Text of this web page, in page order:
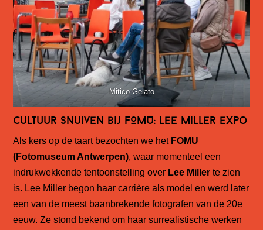
Mitico Gelato
Cultuur snuiven bij FOMU: Lee Miller expo
Als kers op de taart bezochten we het FOMU
(Fotomuseum Antwerpen), waar momenteel een
indrukwekkende tentoonstelling over Lee Miller te zien
is. Lee Miller begon haar carrière als model en werd later
een van de meest baanbrekende fotografen van de 20e
eeuw. Ze stond bekend om haar surrealistische werken